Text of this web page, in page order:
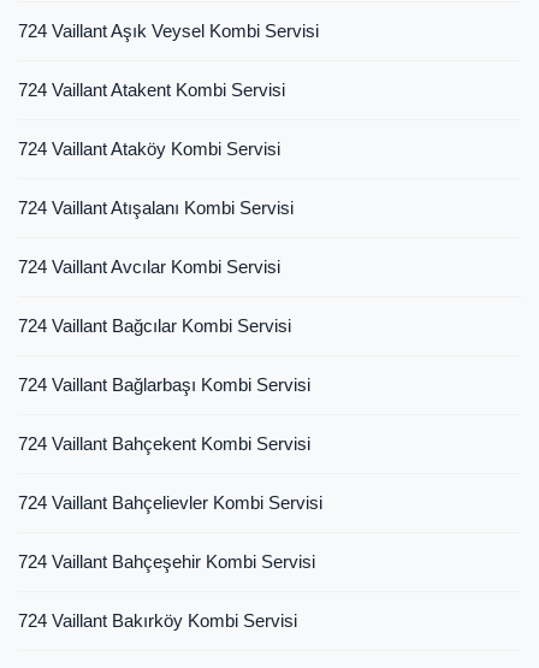
724 Vaillant Aşık Veysel Kombi Servisi
724 Vaillant Atakent Kombi Servisi
724 Vaillant Ataköy Kombi Servisi
724 Vaillant Atışalanı Kombi Servisi
724 Vaillant Avcılar Kombi Servisi
724 Vaillant Bağcılar Kombi Servisi
724 Vaillant Bağlarbaşı Kombi Servisi
724 Vaillant Bahçekent Kombi Servisi
724 Vaillant Bahçelievler Kombi Servisi
724 Vaillant Bahçeşehir Kombi Servisi
724 Vaillant Bakırköy Kombi Servisi